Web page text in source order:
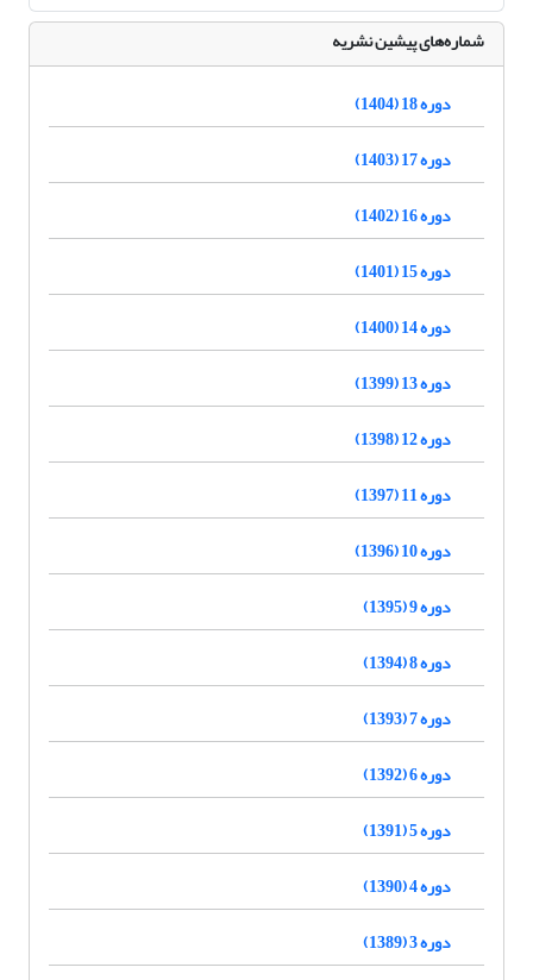
شماره‌های پیشین نشریه
دوره 18 (1404)
دوره 17 (1403)
دوره 16 (1402)
دوره 15 (1401)
دوره 14 (1400)
دوره 13 (1399)
دوره 12 (1398)
دوره 11 (1397)
دوره 10 (1396)
دوره 9 (1395)
دوره 8 (1394)
دوره 7 (1393)
دوره 6 (1392)
دوره 5 (1391)
دوره 4 (1390)
دوره 3 (1389)